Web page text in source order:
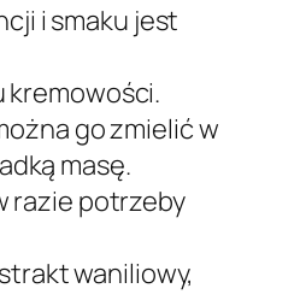
i smaku jest
kremowości.
go zmielić w
masę.
razie potrzeby
waniliowy,